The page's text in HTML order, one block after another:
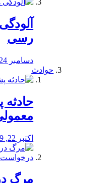
رسی
دسامبر 24, 2019
حوادث
️حادثه
اکتبر 22, 2019
مرگ